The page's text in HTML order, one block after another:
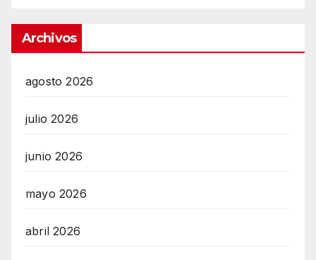
Archivos
agosto 2026
julio 2026
junio 2026
mayo 2026
abril 2026